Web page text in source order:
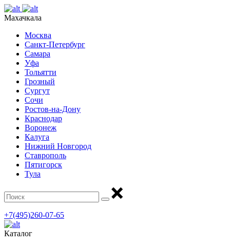
Махачкала
Москва
Санкт-Петербург
Самара
Уфа
Тольятти
Грозный
Сургут
Сочи
Ростов-на-Дону
Краснодар
Воронеж
Калуга
Нижний Новгород
Ставрополь
Пятигорск
Тула
+7(495)260-07-65
Каталог